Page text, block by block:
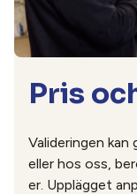
Pris
Valideringen
eller hos oss,
er. Upplägget